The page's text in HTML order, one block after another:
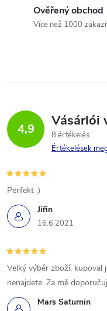
Ověřený obchod
Více než 1000
4,9 Vásárlói
8 értékelés
Értékelések
Jiřin
16.6.2021
Perfekt :)
Mars Saturnin
Velký výběr zboží, kupoval
nenajdete. Za mě